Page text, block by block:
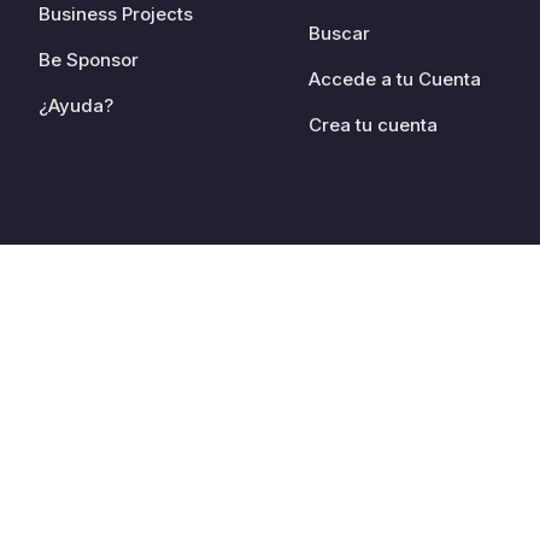
Business Projects
Be Sponsor
¿Ayuda?
Buscar
Accede a tu Cuenta
Crea tu cuenta